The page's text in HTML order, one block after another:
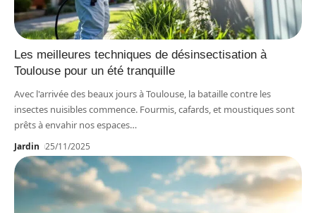
Les meilleures techniques de désinsectisation à
Toulouse pour un été tranquille
Avec l'arrivée des beaux jours à Toulouse, la bataille contre les
insectes nuisibles commence. Fourmis, cafards, et moustiques sont
prêts à envahir nos espaces…
Jardin 25/11/2025